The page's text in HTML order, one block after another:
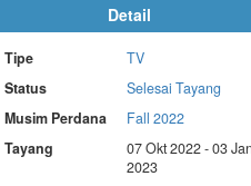
Detail
Tipe
TV
Status
Selesai Tayang
Musim Perdana
Fall 2022
Tayang
07 Okt 2022 - 03 Jan
2023